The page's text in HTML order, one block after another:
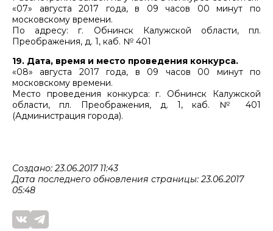
«07» августа 2017 года, в 09 часов 00 минут по
московскому времени.
По адресу: г. Обнинск Калужской области, пл.
Преображения, д. 1, каб. № 401
19. Дата, время и место проведения конкурса.
«08» августа 2017 года, в 09 часов 00 минут по
московскому времени.
Место проведения конкурса: г. Обнинск Калужской
области, пл. Преображения, д. 1, каб. № 401
(Администрация города).
Создано: 23.06.2017 11:43
Дата последнего обновления страницы: 23.06.2017
05:48